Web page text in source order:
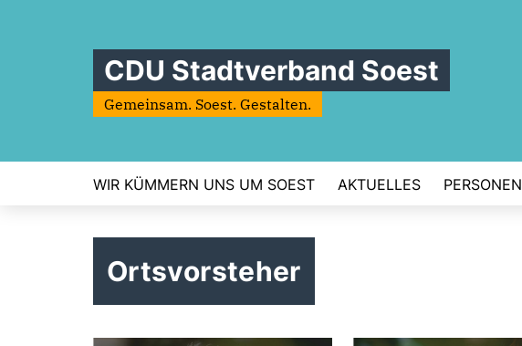
CDU Stadtverband Soest
Gemeinsam. Soest. Gestalten.
WIR KÜMMERN UNS UM SOEST AKTUELLES PERSONEN
Ortsvorsteher